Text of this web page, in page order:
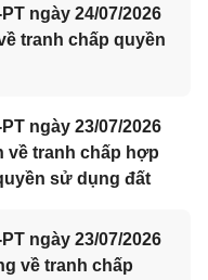
ngày 24/07/2026
tranh chấp quyền
ngày 23/07/2026
về tranh chấp hợp
sử dụng đất
ngày 23/07/2026
về tranh chấp